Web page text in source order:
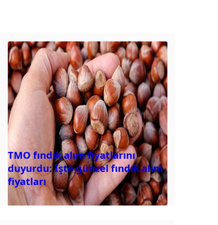
TMO fındık alım fiyatlarını
duyurdu: İşte güncel fındık alım
fiyatları